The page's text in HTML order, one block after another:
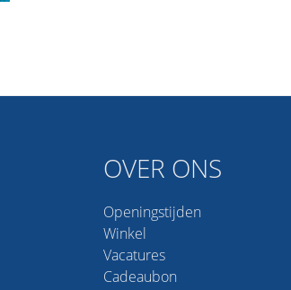
OVER ONS
Openingstijden
Winkel
Vacatures
Cadeaubon